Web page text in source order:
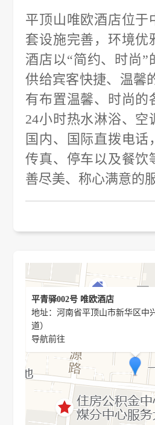
平顶山唯欧酒店位于
套设施完善，环境优
酒店以“简约、时尚”
供给宾客快捷、温馨
有布置温馨、时尚的
24小时热水淋浴、空
国内、国际直拨电话
传真、停车以及餐饮
善尽美、称心满意的
平青驿002号 唯欧酒店
地址：河南省平顶山市新华区中
道）
导航前往